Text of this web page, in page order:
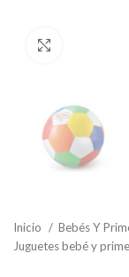
Inicio
Bebés Y
Juguetes bebé y